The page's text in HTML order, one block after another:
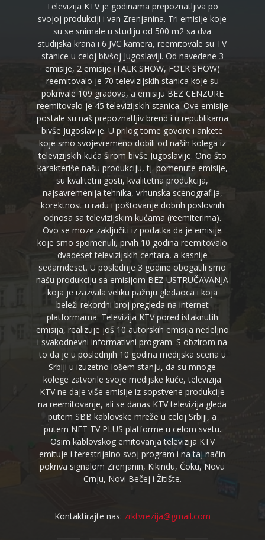
Televizija KTV je godinama prepoznatljiva po
svojoj produkciji i van Zrenjanina. Tri emisije koje
su se snimale u studiju od 500 m2 sa dva
studijska krana i 6 JVC kamera, reemitovale su TV
stanice u celoj bivšoj Jugoslaviji. Od navedene 3
emisije, 2 emisije (TALK SHOW, FOLK SHOW)
reemitovalo je 70 televizijskih stanica koje su
pokrivale 109 gradova, a emisiju BEZ CENZURE
reemitovalo je 45 televizijskih stanica. Ove emisije
postale su naš prepoznatljiv brend i u republikama
bivše Jugoslavije. U prilog tome govore i ankete
koje smo svojevremeno dobili od naših kolega iz
televizijskih kuća širom bivše Jugoslavije. Ono što
karakteriše našu produkciju, tj. pomenute emisije,
su kvalitetni gosti, kvalitetna produkcija,
najsavremenija tehnika, vrhunska scenografija,
korektnost u radu i poštovanje dobrih poslovnih
odnosa sa televizijskim kućama (reemiterima).
Ovo se moze zaključiti iz podatka da je emisije
koje smo spomenuli, prvih 10 godina reemitovalo
dvadeset televizijskih centara, a kasnije
sedamdeset. U poslednje 3 godine obogatili smo
našu produkciju sa emisijom BEZ USTRUČAVANJA
koja je izazvala veliku pažnju gledaoca i koja
beleži rekordni broj pregleda na internet
platformama. Televizija KTV pored istaknutih
emisija, realizuje još 10 autorskih emisija nedeljno
i svakodnevni informativni program. S obzirom na
to da je u poslednjih 10 godina medijska scena u
Srbiji u izuzetno lošem stanju, da su mnoge
kolege zatvorile svoje medijske kuće, televizija
KTV ne daje više emisije iz sopstvene produkcije
na reemitovanje, ali se danas KTV televizija gleda
putem SBB kablovske mreže u celoj Srbiji, a
putem NET TV PLUS platforme u celom svetu.
Osim kablovskog emitovanja televizija KTV
emituje i terestrijalno svoj program i na taj način
pokriva signalom Zrenjanin, Kikindu, Čoku, Novu
Crnju, Novi Bečej i Žitište.
Kontaktirajte nas: zrktvrezija@gmail.com